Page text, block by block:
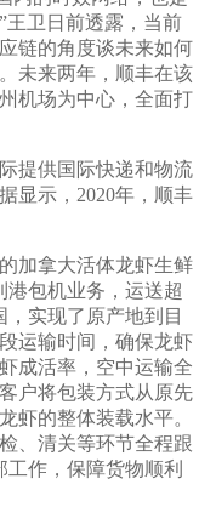
王卫日前透露，当前
链的角度谈未来如何
未来两年，顺丰在该
机场为中心，全面打
提供国际快递和物流
显示，2020年，顺丰
加拿大活体龙虾生鲜
港包机业务，运送超
实现了原产地到目
运输时间，确保龙虾
成活率，空中运输全
户将包装方式从原先
虾的整体装载水平。
、清关等环节全程跟
作，保障货物顺利